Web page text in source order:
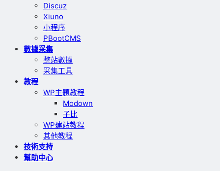
Discuz
Xiuno
小程序
PBootCMS
數據采集
整站數據
采集工具
教程
WP主題教程
Modown
子比
WP建站教程
其他教程
技術支持
幫助中心